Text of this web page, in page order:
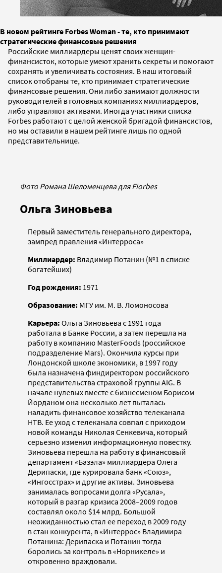
В новом рейтинге Forbes Woman - те, кто принимают
стратегические финансовые решения
Российские миллиардеры ценят своих женщин-
финансисток, которые умеют хранить секреты и помогают
сохранять и увеличивать состояния. В наш итоговый
список отобраны те, кто принимает стратегические
финансовые решения. Они либо занимают должности
руководителей в головных компаниях миллиардеров,
либо управляют активами. Иногда участники списка
Forbes работают с целой женской бригадой финансистов,
но мы оставили в нашем рейтинге лишь по одной
представительнице.
Фото Романа Шеломенцева для Fiorbes
Ольга Зиновьева
Первый заместитель генерального директора,
зампред правления «Интерроса»
Миллиардер: Владимир Потанин (№1 в списке
богатейших)
Год рождения: 1971
Образование: МГУ им. М. В. Ломоносова
Карьера: Ольга Зиновьева с 1991 года
работала в Банке России, а затем перешла на
работу в компанию MasterFoods (российское
подразделение Mars). Окончила курсы при
Лондонской школе экономики, в 1997 году
была назначена финдиректором российского
представительства страховой группы AIG. В
начале нулевых вместе с бизнесменом Борисом
Йорданом она несколько лет пыталась
наладить финансовое хозяйство телеканала
НТВ. Ее уход с телеканала совпал с приходом
новой команды Николая Сенкевича, который
серьезно изменил информационную повестку.
Зиновьева перешла на работу в финансовый
департамент «Базэла» миллиардера Олега
Дерипаски, где курировала банк «Союз»,
«Ингосстрах» и другие активы. Зиновьева
занималась вопросами долга «Русала»,
который в разгар кризиса 2008–2009 годов
составлял около $14 млрд. Большой
неожиданностью стал ее переход в 2009 году
в стан конкурента, в «Интеррос» Владимира
Потанина: Дерипаска и Потанин тогда
боролись за контроль в «Норникеле» и
откровенно враждовали.